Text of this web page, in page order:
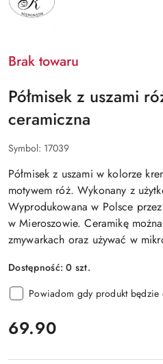
Brak towaru
Półmisek z uszami
ceramiczna
Symbol: 17039
Półmisek z uszami w kolorze
motywem róż. Wykonany z
Wyprodukowana w Polsce
w Mieroszowie. Ceramikę
zmywarkach oraz używać w
Dostępność:0 szt.
Powiadom gdy produkt będzie
cena:
69.90